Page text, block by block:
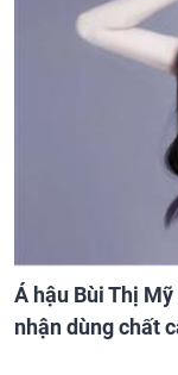
Á hậu Bùi Thị
nhận dùng chất